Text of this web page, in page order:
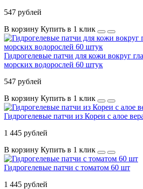
547 рублей
В корзину Купить в 1 клик
Гидрогелевые патчи для кожи вокруг
морских водорослей 60 штук
547 рублей
В корзину Купить в 1 клик
Гидрогелевые патчи из Кореи с алое
1 445 рублей
В корзину Купить в 1 клик
Гидрогелевые патчи с томатом 60 шт
1 445 рублей